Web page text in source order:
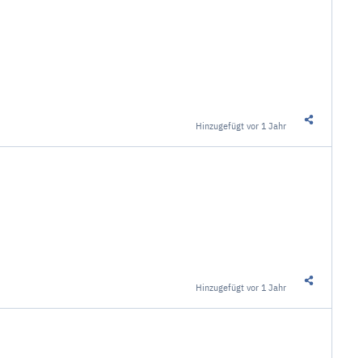
Hinzugefügtvor 1 Jahr
Hinzugefügtvor 1 Jahr